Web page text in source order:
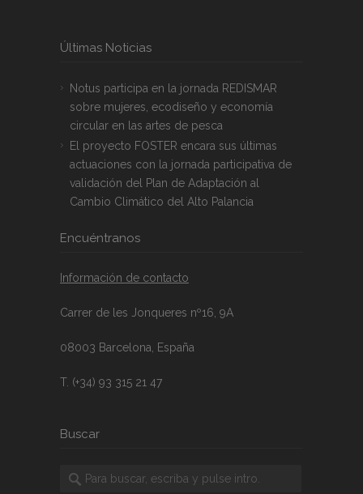
Últimas Noticias
Notus participa en la jornada REDISMAR
sobre mujeres, ecodiseño y economía
circular en las artes de pesca
El proyecto FOSTER encara sus últimas
actuaciones con la jornada participativa de
validación del Plan de Adaptación al
Cambio Climático del Alto Palancia
Encuéntranos
Información de contacto
Carrer de les Jonqueres nº16, 9A
08003 Barcelona, España
T. (+34) 93 315 21 47
Buscar